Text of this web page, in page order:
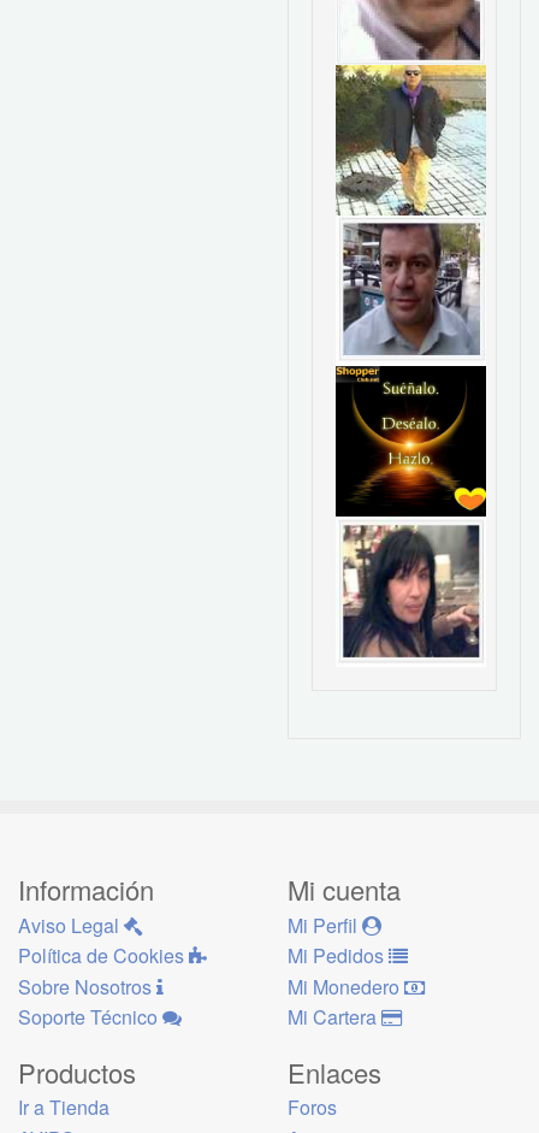
Información
Aviso Legal
Política de Cookies
Sobre Nosotros
Soporte Técnico
Mi cuenta
Mi Perfil
Mi Pedidos
Mi Monedero
Mi Cartera
Productos
Ir a Tienda
Enlaces
Foros